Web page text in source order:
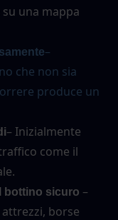
una mappa
–
che non sia
produce un
– Inizialmente
come il
bottino sicuro –
borse